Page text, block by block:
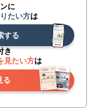
に
たい方は
する
き
見たい方は
る